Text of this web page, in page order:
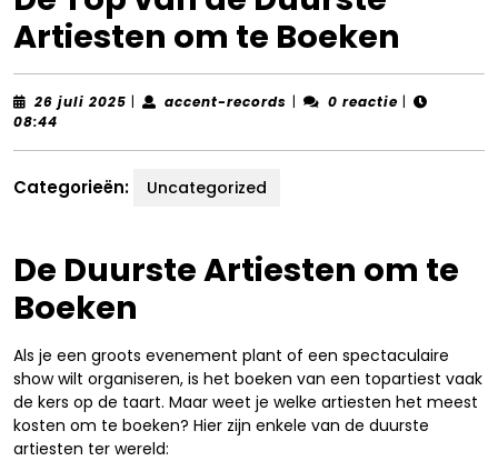
Artiesten om te Boeken
26 juli 2025 26
| accent-records accent-
| 0 reactie |
08:44
Categorieën: Uncategorized
De Duurste Artiesten om te
Boeken
Als je een groots evenement plant of een spectaculaire
show wilt organiseren, is het boeken van een topartiest vaak
de kers op de taart. Maar weet je welke artiesten het meest
kosten om te boeken? Hier zijn enkele van de duurste
artiesten ter wereld: